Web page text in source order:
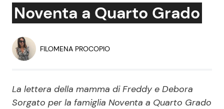
Dal Mondo
Economia
Persone Scomparse
Politica
Coppie VIP
Reality e Talent
Noventa a Quarto Grado
FILOMENA PROCOPIO
La lettera della mamma di Freddy e Debora
Sorgato per la famiglia Noventa a Quarto Grado